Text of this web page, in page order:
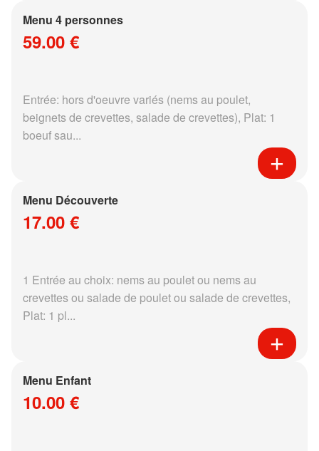
Menu 4 personnes
59.00 €
Entrée: hors d'oeuvre variés (nems au poulet,
beignets de crevettes, salade de crevettes), Plat: 1
boeuf sau...
Menu Découverte
17.00 €
1 Entrée au choix: nems au poulet ou nems au
crevettes ou salade de poulet ou salade de crevettes,
Plat: 1 pl...
Menu Enfant
10.00 €